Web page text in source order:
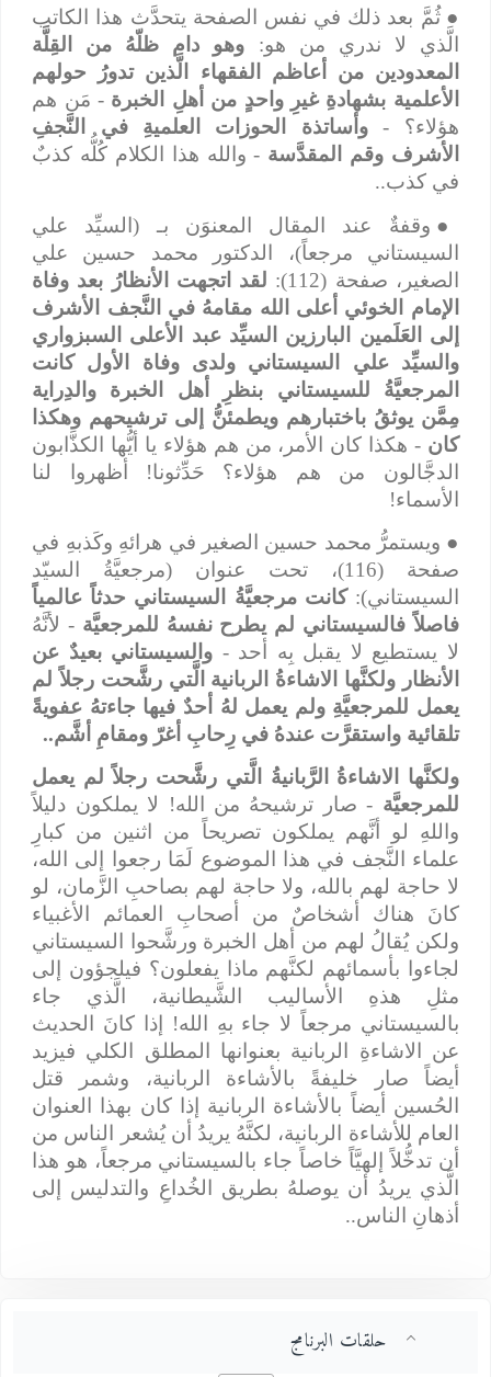
●ثُمَّ بعد ذلك في نفس الصفحة يتحدَّث هذا الكاتب
الَّذي لا ندري من هو:
وهو دام ظلّهُ من القِلَّة
المعدودين من أعاظم الفقهاء الَّذين تدورُ حولهم
الأعلمية بشهادةِ غيرِ واحدٍ من أهلِ الخبرة- مَن هم
هؤلاء؟ -
وأساتذة الحوزات العلميةِ في النَّجفِ
الأشرف وقم المقدَّسة- والله هذا الكلام كُلُّه كذبٌ
في كذب..
●وقفةٌ عند المقال المعنوَن بـ (السيِّد علي
السيستاني مرجعاً)، الدكتور محمد حسين علي
الصغير، صفحة (112):
لقد اتجهت الأنظارُ بعد وفاة
الإمام الخوئي أعلى الله مقامهُ في النَّجف الأشرف
إلى العَلَمين البارزين السيِّد عبد الأعلى السبزواري
والسيِّد علي السيستاني ولدى وفاة الأول كانت
المرجعيَّةُ للسيستاني بنظرِ أهل الخبرة والدِراية
مِمَّن يوثقُ باختبارهم ويطمئنُّ إلى ترشيحهم وهكذا
كان- هكذا كان الأمر، من هم هؤلاء يا أيُّها الكذَّابون
الدجَّالون من هم هؤلاء؟ حَدِّثونا! أظهروا لنا
الأسماء!
●ويستمرُّ محمد حسين الصغير في هرائهِ وكَذبهِ في
صفحة (116)، تحت عنوان (مرجعيَّةُ السيّد
السيستاني): كانت مرجعيَّةُ السيستاني حدثاً عالمياً
فاصلاً فالسيستاني لم يطرح نفسهُ للمرجعيَّة- لأنَّهُ
لا يستطيع لا يقبل بِه أحد - والسيستاني بعيدٌ عن
الأنظار ولكنَّها الاشاءةُ الربانية الَّتي رشَّحت رجلاً لم
يعمل للمرجعيَّةِ ولم يعمل لهُ أحدٌ فيها جاءتهُ عفويةً
تلقائية واستقرَّت عندهُ في رِحابِ أغرّ ومقامِ أشَّم..
ولكنَّها الاشاءةُ الرَّبانيةُ الَّتي رشَّحت رجلاً لم يعمل
للمرجعيَّة- صار ترشيحهُ من الله! لا يملكون دليلاً
واللهِ لو أنَّهم يملكون تصريحاً من اثنين من كبارِ
علماء النَّجف في هذا الموضوع لَمَا رجعوا إلى الله،
لا حاجة لهم بالله، ولا حاجة لهم بصاحبِ الزَّمان، لو
كانَ هناك أشخاصٌ من أصحابِ العمائم الأغبياء
ولكن يُقالُ لهم من أهل الخبرة ورشَّحوا السيستاني
لجاءوا بأسمائهم لكنَّهم ماذا يفعلون؟ فيلجؤون إلى
مثلِ هذهِ الأساليب الشَّيطانية، الَّذي جاء
بالسيستاني مرجعاً لا جاء بهِ الله! إذا كانَ الحديث
عن الاشاءةِ الربانية بعنوانها المطلق الكلي فيزيد
أيضاً صار خليفةً بالأشاءة الربانية، وشمر قتل
الحُسين أيضاً بالأشاءة الربانية إذا كان بهذا العنوان
العام للأشاءة الربانية، لكنَّهُ يريدُ أن يُشعر الناس من
أن تدخُّلاً إلهيَّاً خاصاً جاء بالسيستاني مرجعاً، هو هذا
الَّذي يريدُ أن يوصلهُ بطريق الخُداعِ والتدليس إلى
أذهانِ الناس..
حلقات البرنامج